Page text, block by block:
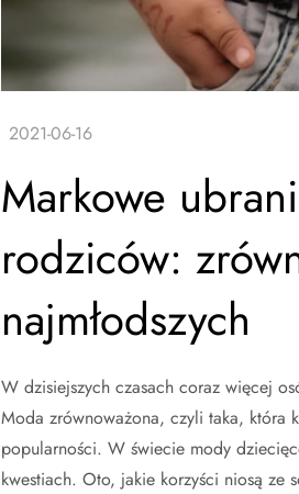
Markowe
rodziców:
najmłodszych
W dzisiejszych czasach coraz więcej
Moda zrównoważona, czyli taka, która
popularności. W świecie mody
kwestiach. Oto, jakie korzyści niosą ze